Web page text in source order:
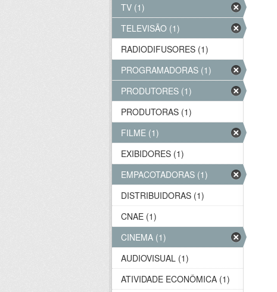
TV (1)
TELEVISÃO (1)
RADIODIFUSORES (1)
PROGRAMADORAS (1)
PRODUTORES (1)
PRODUTORAS (1)
FILME (1)
EXIBIDORES (1)
EMPACOTADORAS (1)
DISTRIBUIDORAS (1)
CNAE (1)
CINEMA (1)
AUDIOVISUAL (1)
ATIVIDADE ECONÔMICA (1)